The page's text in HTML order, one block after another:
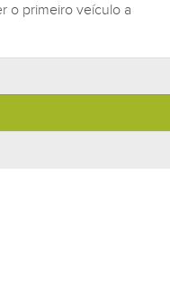
o primeiro veículo a